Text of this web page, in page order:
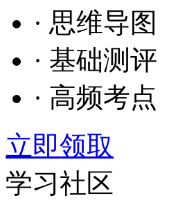
· 思维导图
· 基础测评
· 高频考点
立即领取
学习社区